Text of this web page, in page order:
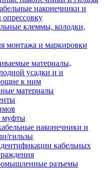
наконечники и
опрессовку
клеммы, колодки,
монтажа и маркировки
материалы,
усадки и и
к ним
материалы
муфты
наконечники и
гильзы
кабельных
разъемы